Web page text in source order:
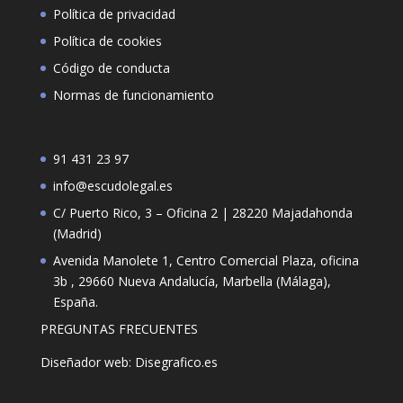
Política de privacidad
Política de cookies
Código de conducta
Normas de funcionamiento
91 431 23 97
info@escudolegal.es
C/ Puerto Rico, 3 – Oficina 2 | 28220 Majadahonda
(Madrid)
Avenida Manolete 1, Centro Comercial Plaza, oficina
3b , 29660 Nueva Andalucía, Marbella (Málaga),
España.
PREGUNTAS FRECUENTES
Diseñador web: Disegrafico.es